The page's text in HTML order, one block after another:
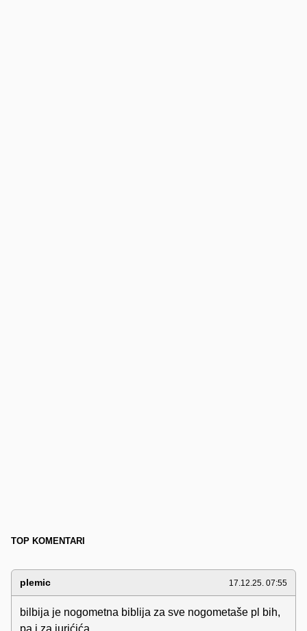
TOP KOMENTARI
plemic 17.12.25. 07:55
bilbija je nogometna biblija za sve nogometaše pl bih,